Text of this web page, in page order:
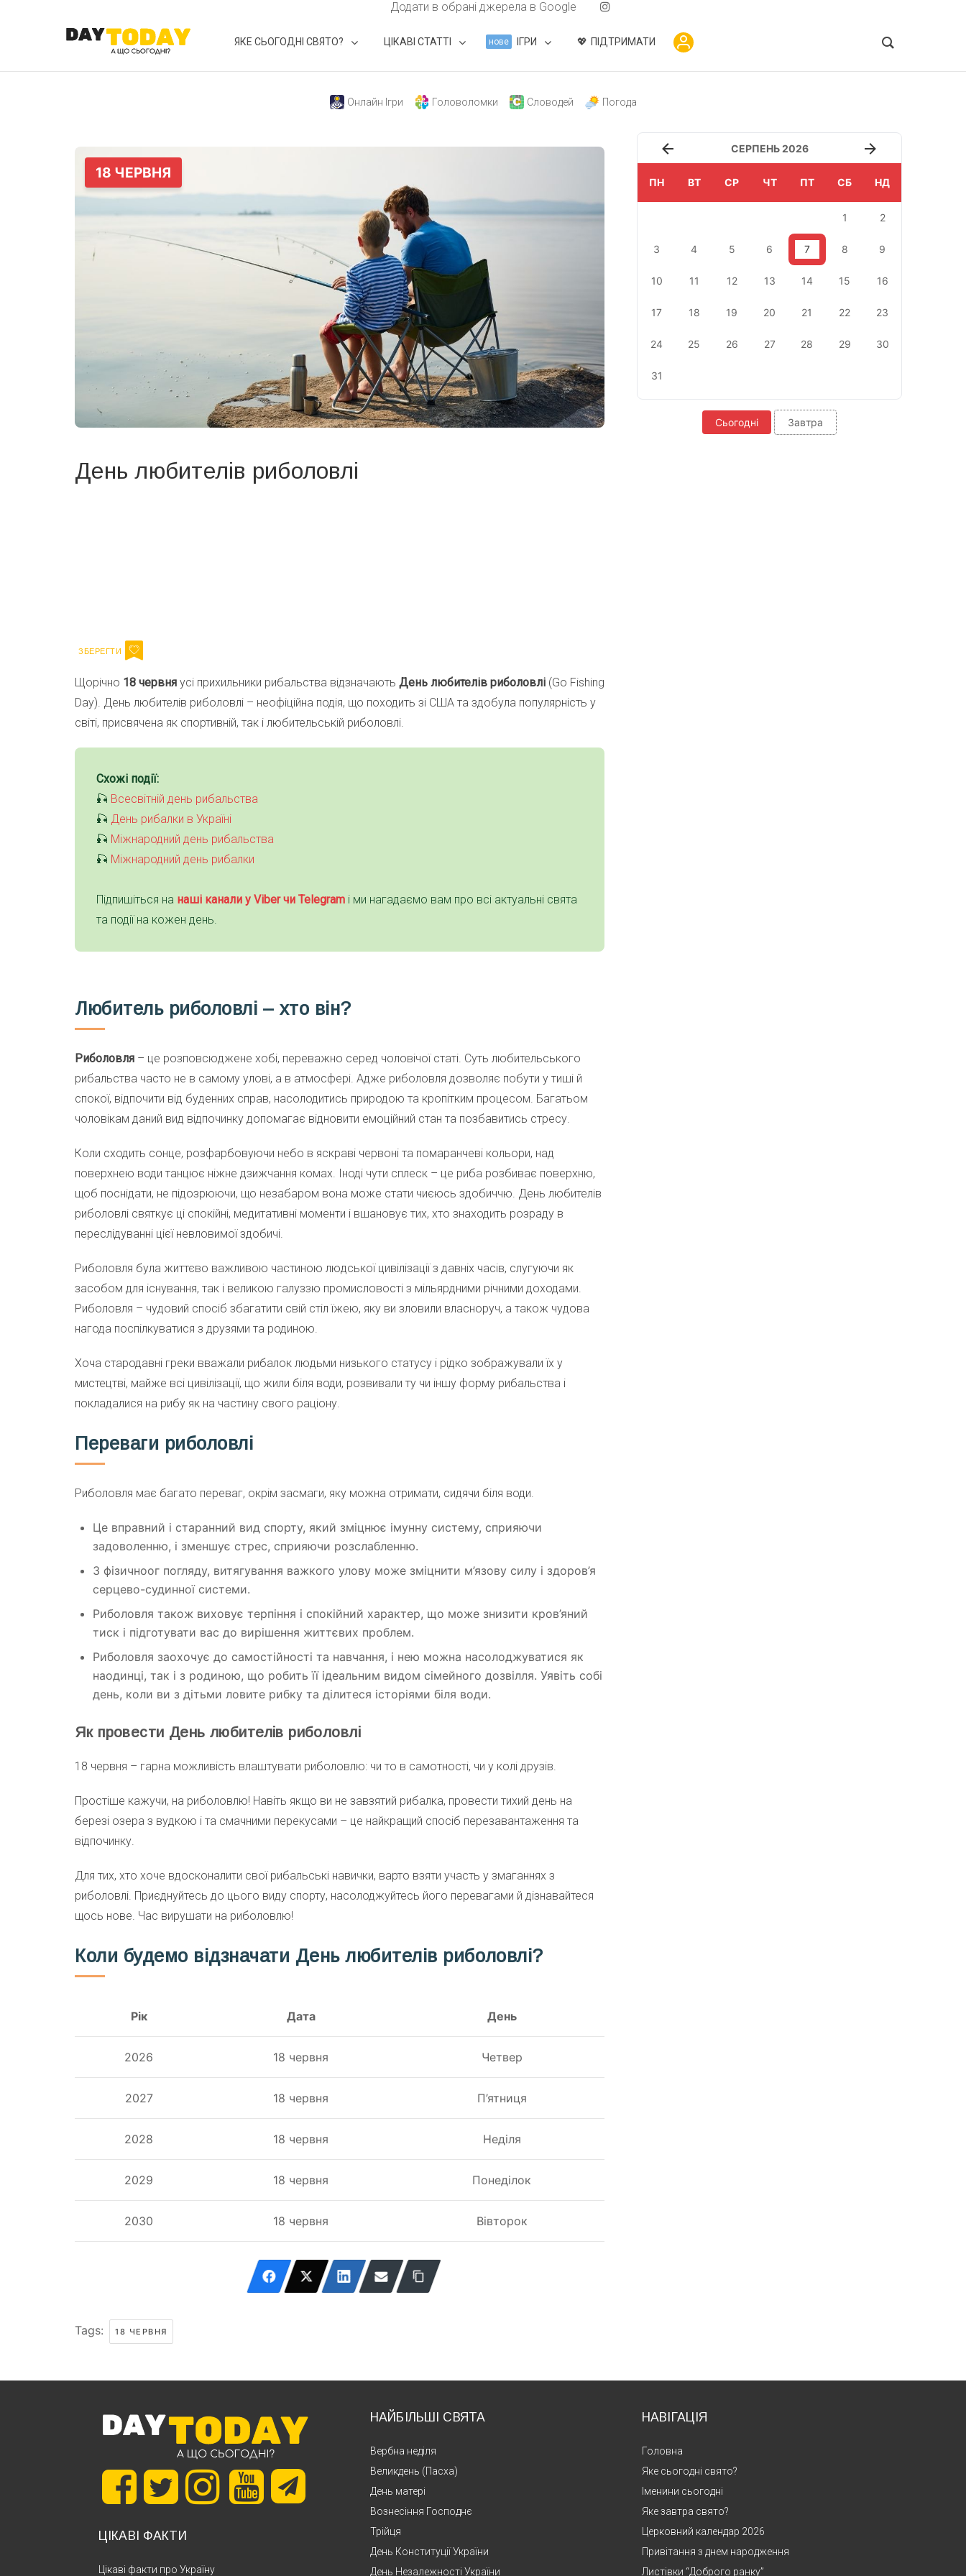
Додати в обрані джерела в Google
ЯКЕ СЬОГОДНІ СВЯТО? ЦІКАВІ СТАТТІ нове ІГРИ ПІДТРИМАТИ
Онлайн Ігри Головоломки Словодей Погода
День любителів риболовлі
Щорічно 18 червня усі прихильники рибальства відзначають День любителів риболовлі (Go Fishing
Day). День любителів риболовлі – неофіційна подія, що походить зі США та здобула популярність у
світі, присвячена як спортивній, так і любительській риболовлі.
Схожі події:
🎣 Всесвітній день рибальства
🎣 День рибалки в Україні
🎣 Міжнародний день рибальства
🎣 Міжнародний день рибалки
Підпишіться на наші канали у Viber чи Telegram і ми нагадаємо вам про всі актуальні свята
та події на кожен день.
Любитель риболовлі – хто він?
Риболовля – це розповсюджене хобі, переважно серед чоловічої статі. Суть любительського
рибальства часто не в самому улові, а в атмосфері. Адже риболовля дозволяє побути у тиші й
спокої, відпочити від буденних справ, насолодитись природою та кропітким процесом. Багатьом
чоловікам даний вид відпочинку допомагає відновити емоційний стан та позбавитись стресу.
Коли сходить сонце, розфарбовуючи небо в яскраві червоні та помаранчеві кольори, над
поверхнею води танцює ніжне дзижчання комах. Іноді чути сплеск – це риба розбиває поверхню,
щоб поснідати, не підозрюючи, що незабаром вона може стати чиєюсь здобиччю. День любителів
риболовлі святкує ці спокійні, медитативні моменти і вшановує тих, хто знаходить розраду в
переслідуванні цієї невловимої здобичі.
Риболовля була життєво важливою частиною людської цивілізації з давніх часів, слугуючи як
засобом для існування, так і великою галуззю промисловості з мільярдними річними доходами.
Риболовля – чудовий спосіб збагатити свій стіл їжею, яку ви зловили власноруч, а також чудова
нагода поспілкуватися з друзями та родиною.
Хоча стародавні греки вважали рибалок людьми низького статусу і рідко зображували їх у
мистецтві, майже всі цивілізації, що жили біля води, розвивали ту чи іншу форму рибальства і
покладалися на рибу як на частину свого раціону.
Переваги риболовлі
Риболовля має багато переваг, окрім засмаги, яку можна отримати, сидячи біля води.
Це вправний і старанний вид спорту, який зміцнює імунну систему, сприяючи
задоволенню, і зменшує стрес, сприяючи розслабленню.
З фізичноог погляду, витягування важкого улову може зміцнити м’язову силу і здоров’я
серцево-судинної системи.
Риболовля також виховує терпіння і спокійний характер, що може знизити кров’яний
тиск і підготувати вас до вирішення життєвих проблем.
Риболовля заохочує до самостійності та навчання, і нею можна насолоджуватися як
наодинці, так і з родиною, що робить її ідеальним видом сімейного дозвілля. Уявіть собі
день, коли ви з дітьми ловите рибку та ділитеся історіями біля води.
Як провести День любителів риболовлі
18 червня – гарна можливість влаштувати риболовлю: чи то в самотності, чи у колі друзів.
Простіше кажучи, на риболовлю! Навіть якщо ви не завзятий рибалка, провести тихий день на
березі озера з вудкою і та смачними перекусами – це найкращий спосіб перезавантаження та
відпочинку.
Для тих, хто хоче вдосконалити свої рибальські навички, варто взяти участь у змаганнях з
риболовлі. Приєднуйтесь до цього виду спорту, насолоджуйтесь його перевагами й дізнавайтеся
щось нове. Час вирушати на риболовлю!
Коли будемо відзначати День любителів риболовлі?
Рік Дата День
2026 18 червня Четвер
2027 18 червня П’ятниця
2028 18 червня Неділя
2029 18 червня Понеділок
2030 18 червня Вівторок
Tags: 18 ЧЕРВНЯ
СЕРПЕНЬ 2026
ПН ВТ СР ЧТ ПТ СБ НД
1 2
3 4 5 6 7 8 9
10 11 12 13 14 15 16
17 18 19 20 21 22 23
24 25 26 27 28 29 30
31
Сьогодні Завтра
ЦІКАВІ ФАКТИ
Цікаві факти про Україну
НАЙБІЛЬШІ СВЯТА
Вербна неділя
Великдень (Пасха)
День матері
Вознесіння Господнє
Трійця
День Конституції України
День Незалежності України
НАВІГАЦІЯ
Головна
Яке сьогодні свято?
Іменини сьогодні
Яке завтра свято?
Церковний календар 2026
Привітання з днем народження
Листівки “Доброго ранку”